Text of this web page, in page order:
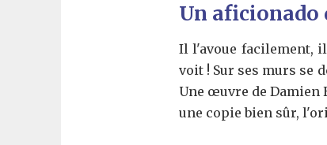
Un aficionado
Il l'avoue facilement,
voit ! Sur ses murs se
Une œuvre de Damien
une copie bien sûr,